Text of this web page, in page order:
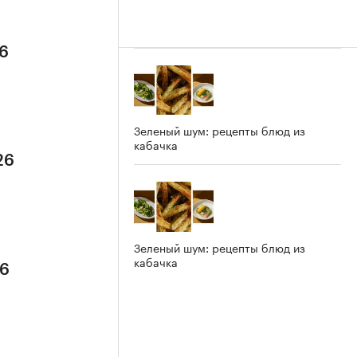
Зеленый шум: рецепты блюд из
кабачка
Зеленый шум: рецепты блюд из
кабачка